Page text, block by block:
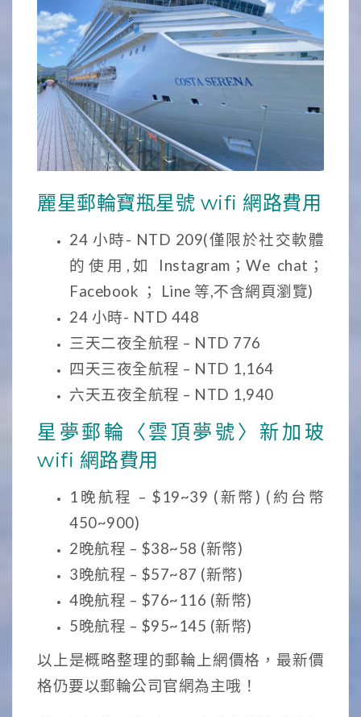
麗星郵輪寶瓶星號 wifi 網路費用
24 小時- NTD 209(僅限於社交軟體
的使用,如 Instagram；We chat；
Facebook ； Line 等,不含網頁瀏覽)
24 小時- NTD 448
三天二夜全航程 – NTD 776
四天三夜全航程 – NTD 1,164
六天五夜全航程 – NTD 1,940
星夢郵輪〈雲頂夢號〉新加玻
wifi 網路費用
1晚航程 – $19~39 (新幣) (約台幣
450~900)
2晚航程 – $38~58 (新幣)
3晚航程 – $57~87 (新幣)
4晚航程 – $76~116 (新幣)
5晚航程 – $95~145 (新幣)
以上是概略整理的郵輪上網價格，最新價
格仍要以郵輪公司官網為主哦！